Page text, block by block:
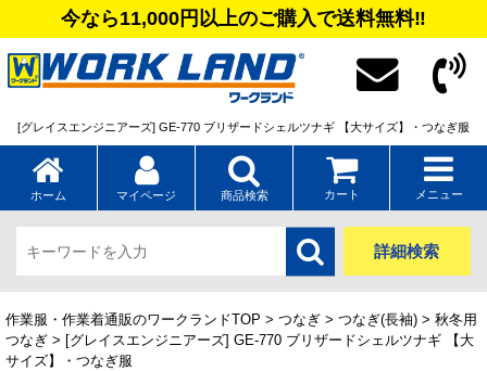
今なら11,000円以上のご購入で送料無料‼
[グレイスエンジニアーズ] GE-770 ブリザードシェルツナギ 【大サイズ】・つなぎ服
ホーム マイページ 商品検索 カート メニュー
詳細検索
作業服・作業着通販のワークランドTOP > つなぎ > つなぎ(長袖) > 秋冬用
つなぎ > [グレイスエンジニアーズ] GE-770 ブリザードシェルツナギ 【大
サイズ】・つなぎ服